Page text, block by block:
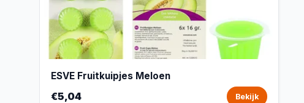
ESVE Fruitkuipjes Meloen
€5,04 Bekijk